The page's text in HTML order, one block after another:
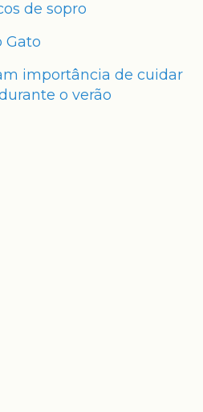
de sopro
Gato
importância de cuidar
o verão